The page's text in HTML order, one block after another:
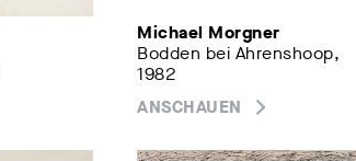
Michael Morgner
Bodden bei Ahrenshoop,
1982
ANSCHAUEN